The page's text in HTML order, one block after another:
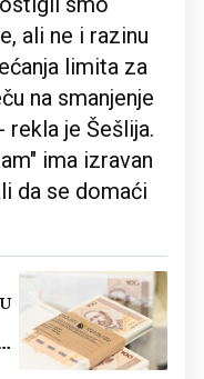
ali ne i razinu
limita za
na smanjenje
rekla je Šešlija.
ima izravan
da se domaći